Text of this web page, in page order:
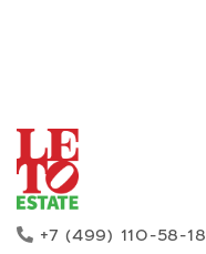
+7 (499) 110-58-18